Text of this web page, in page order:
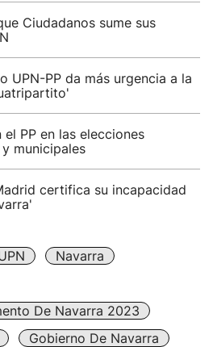
Ciudadanos sume sus
UPN-PP da más urgencia a la
PP en las elecciones
municipales
certifica su incapacidad
Navarra
De Navarra 2023
Gobierno De Navarra